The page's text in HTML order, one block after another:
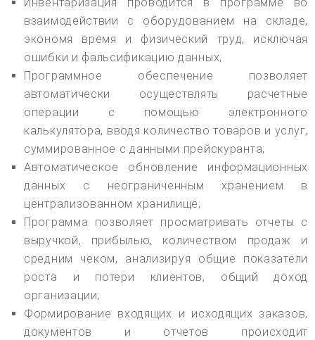
Инвентаризация проводится в программе во
взаимодействии с оборудованием на складе,
экономя время и физический труд, исключая
ошибки и фальсификацию данных;
Программное обеспечение позволяет
автоматически осуществлять расчетные
операции с помощью электронного
калькулятора, вводя количество товаров и услуг,
суммированное с данными прейскуранта;
Автоматическое обновление информационных
данных с неограниченным хранением в
централизованном хранилище;
Программа позволяет просматривать отчеты с
выручкой, прибылью, количеством продаж и
средним чеком, анализируя общие показатели
роста и потери клиентов, общий доход
организации;
Формирование входящих и исходящих заказов,
документов и отчетов происходит